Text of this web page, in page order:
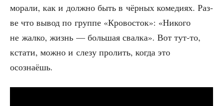
мора­ли, как и долж­но быть в чёр­ных коме­ди­ях. Раз­
ве что вывод по груп­пе «Кро­во­сток»: «Нико­го
не жал­ко, жизнь — боль­шая свал­ка». Вот тут-то,
кста­ти, мож­но и сле­зу про­лить, когда это
осознаёшь.